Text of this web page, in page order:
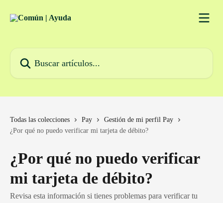
Todas las colecciones Pay
Gestión de mi perfil Pay
¿Por qué no puedo verificar mi tarjeta de débito?
¿Por qué no puedo verificar
mi tarjeta de débito?
Revisa esta información si tienes problemas para verificar tu